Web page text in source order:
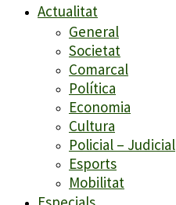
Actualitat
General
Societat
Comarcal
Política
Economia
Cultura
Policial – Judicial
Esports
Mobilitat